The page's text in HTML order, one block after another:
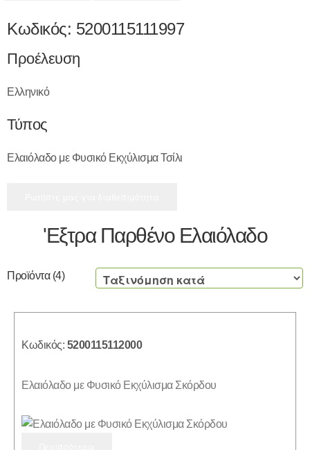
Κωδικός: 5200115111997
Προέλευση
Ελληνικό
Τύπος
Ελαιόλαδο με Φυσικό Εκχύλισμα Τσίλι
'Εξτρα Παρθένο Ελαιόλαδο
Προϊόντα (4)
Κωδικός: 5200115112000
Ελαιόλαδο με Φυσικό Εκχύλισμα Σκόρδου